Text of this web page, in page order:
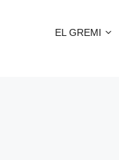
EL GREMI